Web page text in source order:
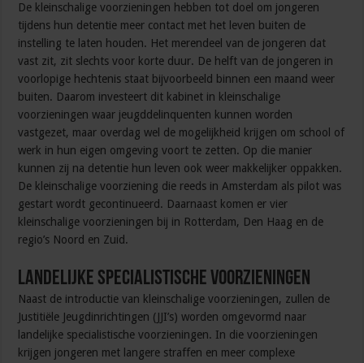
De kleinschalige voorzieningen hebben tot doel om jongeren
tijdens hun detentie meer contact met het leven buiten de
instelling te laten houden. Het merendeel van de jongeren dat
vast zit, zit slechts voor korte duur. De helft van de jongeren in
voorlopige hechtenis staat bijvoorbeeld binnen een maand weer
buiten. Daarom investeert dit kabinet in kleinschalige
voorzieningen waar jeugddelinquenten kunnen worden
vastgezet, maar overdag wel de mogelijkheid krijgen om school of
werk in hun eigen omgeving voort te zetten. Op die manier
kunnen zij na detentie hun leven ook weer makkelijker oppakken.
De kleinschalige voorziening die reeds in Amsterdam als pilot was
gestart wordt gecontinueerd. Daarnaast komen er vier
kleinschalige voorzieningen bij in Rotterdam, Den Haag en de
regio’s Noord en Zuid.
Landelijke specialistische voorzieningen
Naast de introductie van kleinschalige voorzieningen, zullen de
Justitiële Jeugdinrichtingen (JJI’s) worden omgevormd naar
landelijke specialistische voorzieningen. In die voorzieningen
krijgen jongeren met langere straffen en meer complexe